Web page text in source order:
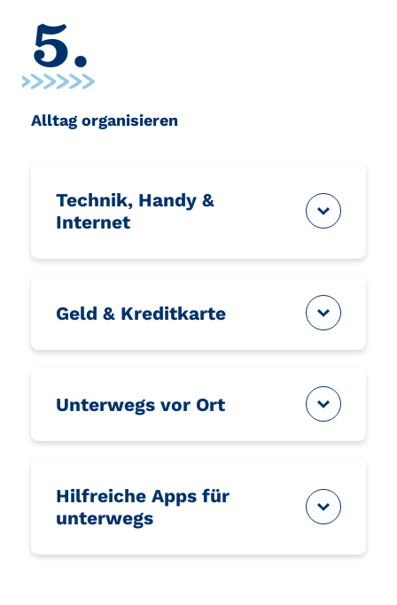
5.
Alltag organisieren
Technik, Handy &
Internet
Geld & Kreditkarte
Unterwegs vor Ort
Hilfreiche Apps für
unterwegs